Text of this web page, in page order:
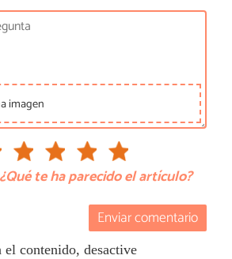
imagen
¿Qué te ha parecido el artículo?
Enviar comentario
contenido, desactive